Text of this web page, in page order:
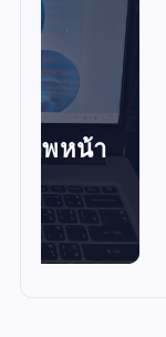
เปลี่ยนอุป
ASUS
ลำโพง
May 21,